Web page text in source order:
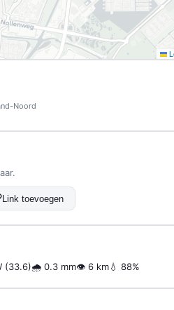
Noord
Link toevoegen
(33.6)🌧 0.3 mm👁 6 km💧 88%